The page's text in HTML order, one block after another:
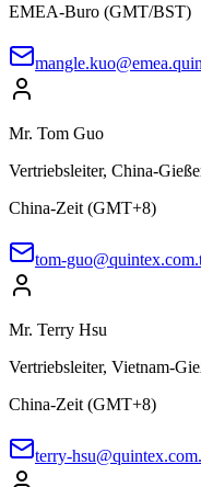
EMEA-Buro (GMT/BST)
Mr. Tom Guo
Vertriebsleiter, China-
China-Zeit (GMT+8)
tom-
Mr. Terry Hsu
Vertriebsleiter, Vietnam-
China-Zeit (GMT+8)
terry-